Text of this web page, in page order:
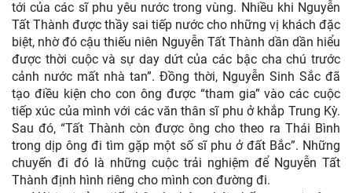
tới của các sĩ phu yêu nước trong vùng. Nhiều khi Nguyễn
Tất Thành được thầy sai tiếp nước cho những vị khách đặc
biệt, nhờ đó cậu thiếu niên Nguyễn Tất Thành dần dần hiểu
được thời cuộc và sự day dứt của các bậc cha chú trước
cảnh nước mất nhà tan”. Đồng thời, Nguyễn Sinh Sắc đã
tạo điều kiện cho con ông được “tham gia” vào các cuộc
tiếp xúc của mình với các văn thân sĩ phu ở khắp Trung Kỳ.
Sau đó, “Tất Thành còn được ông cho theo ra Thái Bình
trong dịp ông đi tìm gặp một số sĩ phu ở đất Bắc”. Những
chuyến đi đó là những cuộc trải nghiệm để Nguyễn Tất
Thành định hình riêng cho mình con đường đi.